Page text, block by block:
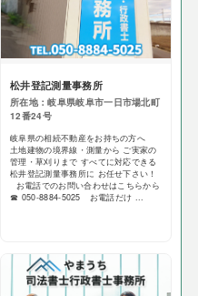
松井登記測量事務所
所在地：岐阜県岐阜市一日市場北町
12番24号
岐阜県の相続不動産をお持ちの方へ
土地建物の境界線・測量から ご実家の
管理・草刈りまで すべてに対応できる
松井登記測量事務所に お任せ下さい！
お電話でのお問い合わせはこちらから
☎ 050-8884-5025 お電話だけ ...